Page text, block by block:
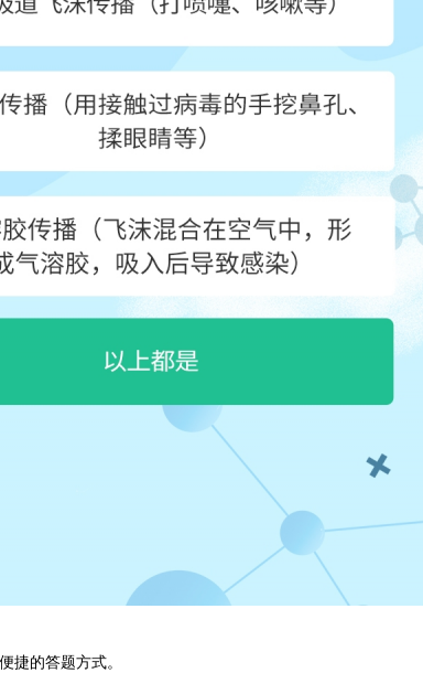
捷的答题方式。